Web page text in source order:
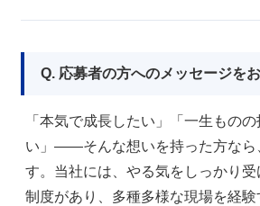
Q. 応募者の方へのメッセージを
「本気で成長したい」「一生もの
い」――そんな想いを持った方なら
す。当社には、やる気をしっかり
制度があり、多種多様な現場を経